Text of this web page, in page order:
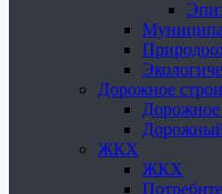
Дорожное
Дорожное
ЖКХ
ЖКХ